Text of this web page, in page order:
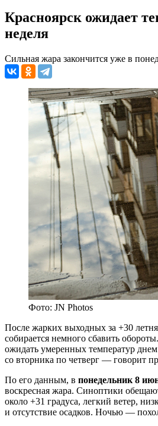
Красноярск ожидает
неделя
Сильная жара закончится уже в
Фото: JN Photos
После жарких выходных за +30
собирается немного сбавить
ожидать умеренных температур
со вторника по четверг — говорит
По его данным, в понедельник 8
воскресная жара. Синоптики
около +31 градуса, легкий ветер,
и отсутствие осадков. Ночью —